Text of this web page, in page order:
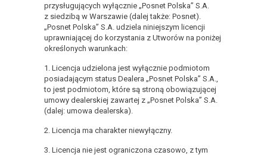
przysługujących wyłącznie „Posnet Polska” S.A.
z siedzibą w Warszawie (dalej także: Posnet).
„Posnet Polska” S.A. udziela niniejszym licencji
uprawniającej do korzystania z Utworów na poniżej
określonych warunkach:
1. Licencja udzielona jest wyłącznie podmiotom
posiadającym status Dealera „Posnet Polska” S.A.,
to jest podmiotom, które są stroną obowiązującej
umowy dealerskiej zawartej z „Posnet Polska” S.A.
(dalej: umowa dealerska).
2. Licencja ma charakter niewyłączny.
3. Licencja nie jest ograniczona czasowo, z tym